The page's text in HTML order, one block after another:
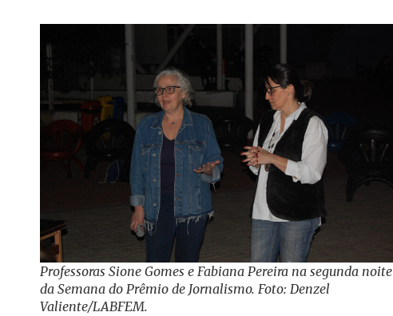
Professoras Sione Gomes e Fabiana Pereira na segunda noite
da Semana do Prêmio de Jornalismo. Foto: Denzel
Valiente/LABFEM.